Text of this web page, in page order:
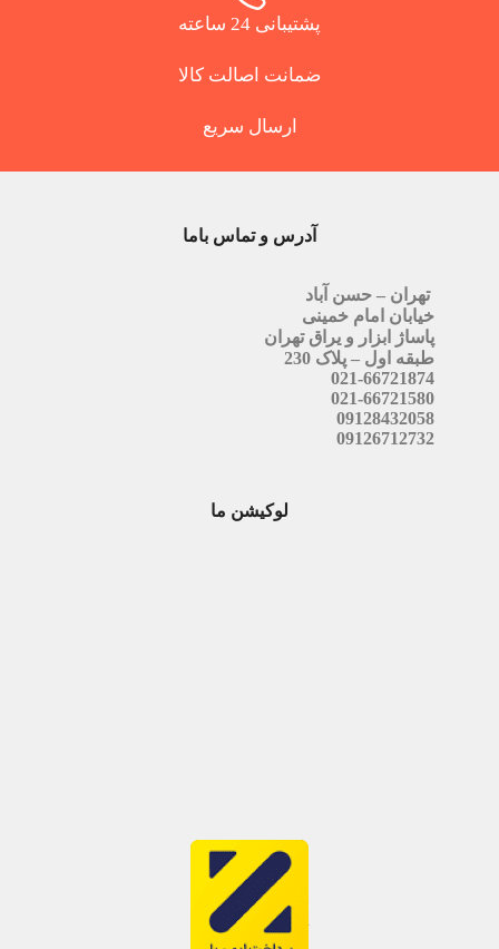
پشتیبانی 24 ساعته
ضمانت اصالت کالا
ارسال سریع
آدرس و تماس باما
تهران – حسن آباد
خیابان امام خمینی
پاساژ ابزار و یراق تهران
طبقه اول – پلاک 230
021-66721874
021-66721580
09128432058
09126712732
لوکیشن ما